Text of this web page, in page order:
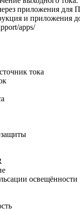
приложения для
и приложения
apps/
тока
освещённости